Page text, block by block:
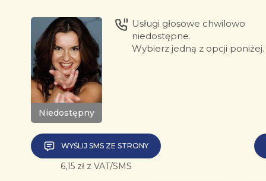
Niedostępny
Usługi głosowe chwilowo
niedostępne.
Wybierz jedną z opcji poniżej.
WYŚLIJ SMS ZE STRONY
6,15 zł z VAT/SMS